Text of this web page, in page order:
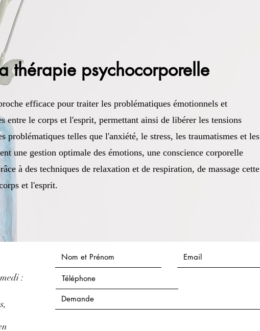
thérapie psychocorporelle
efficace pour traiter les problématiques émotionnels et
entre le corps et l'esprit, permettant ainsi de libérer les tensions
problématiques telles que l'anxiété, le stress, les traumatismes et les
une gestion optimale des émotions, une conscience corporelle
à des techniques de relaxation et de respiration, de massage cette
et l'esprit.
: